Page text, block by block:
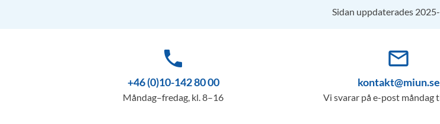
Sidan uppdaterades
phone
+46 (0)10-142 80 00
Måndag–fredag, kl. 8–16
mail_outline
kontakt@miun.se
Vi svarar på e-post måndag